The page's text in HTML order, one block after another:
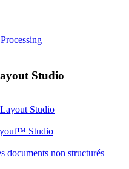
Studio
Studio
Studio
documents non structurés